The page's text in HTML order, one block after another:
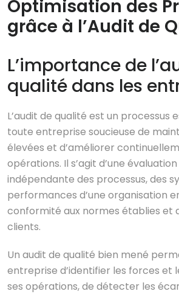
Optimisation des
grâce à l’Audit de
L’importance de
qualité dans les
L’audit de qualité est un processus
toute entreprise soucieuse de
élevées et d’améliorer
opérations. Il s’agit d’une
indépendante des processus, des
performances d’une organisation
conformité aux normes établies et
clients.
Un audit de qualité bien mené
entreprise d’identifier les forces et
ses opérations, de détecter les